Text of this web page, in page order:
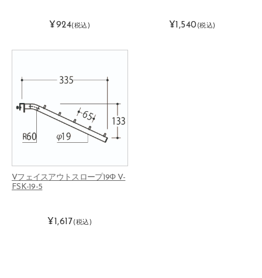
¥924(税込) ¥1,540 (税込)
Vフェイスアウトスロープ19Φ V-
FSK-19-5
¥1,617 (税込)